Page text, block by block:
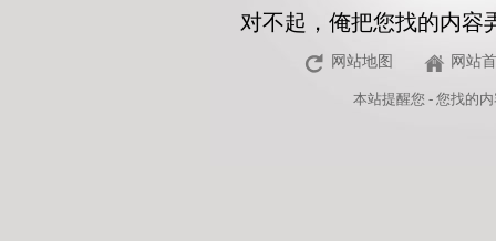
对不起，俺把您找的内容
网站地图 网站
本站提醒您 - 您找的